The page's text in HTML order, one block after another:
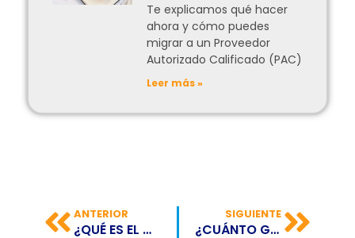
Te explicamos qué hacer
ahora y cómo puedes
migrar a un Proveedor
Autorizado Calificado (PAC)
Leer más »
ANTERIOR
¿QUÉ ES EL CIFRADO DE EXTREMO A EXTREMO?
SIGUIENTE
¿CUÁNTO GENERA ZOOM?